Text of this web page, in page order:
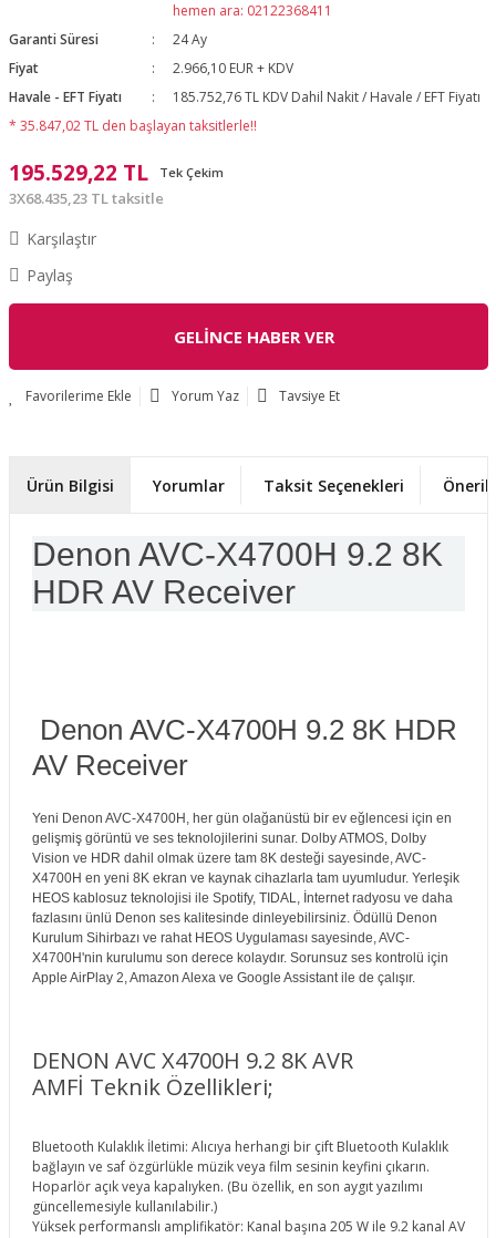
hemen ara: 02122368411
Garanti Süresi
24 Ay
Fiyat
2.966,10 EUR + KDV
Havale - EFT Fiyatı
185.752,76 TL KDV Dahil Nakit / Havale / EFT Fiyatı
* 35.847,02 TL den başlayan taksitlerle!!
195.529,22 TL Tek Çekim
3X68.435,23 TL taksitle
Karşılaştır
Paylaş
GELİNCE HABER VER
Yorum Yaz Tavsiye Et
Ürün Bilgisi Yorumlar Taksit Seçenekleri
Denon AVC-X4700H 9.2 8K
HDR AV Receiver
Denon AVC-X4700H 9.2 8K HDR
AV Receiver
Yeni Denon AVC-X4700H, her gün olağanüstü bir ev eğlencesi için en
gelişmiş görüntü ve ses teknolojilerini sunar. Dolby ATMOS, Dolby
Vision ve HDR dahil olmak üzere tam 8K desteği sayesinde, AVC-
X4700H en yeni 8K ekran ve kaynak cihazlarla tam uyumludur. Yerleşik
HEOS kablosuz teknolojisi ile Spotify, TIDAL, İnternet radyosu ve daha
fazlasını ünlü Denon ses kalitesinde dinleyebilirsiniz. Ödüllü Denon
Kurulum Sihirbazı ve rahat HEOS Uygulaması sayesinde, AVC-
X4700H'nin kurulumu son derece kolaydır. Sorunsuz ses kontrolü için
Apple AirPlay 2, Amazon Alexa ve Google Assistant ile de çalışır.
DENON AVC X4700H 9.2 8K AVR
AMFİ Teknik Özellikleri;
Bluetooth Kulaklık İletimi: Alıcıya herhangi bir çift Bluetooth Kulaklık
bağlayın ve saf özgürlükle müzik veya film sesinin keyfini çıkarın.
Hoparlör açık veya kapalıyken. (Bu özellik, en son aygıt yazılımı
güncellemesiyle kullanılabilir.)
Yüksek performanslı amplifikatör: Kanal başına 205 W ile 9.2 kanal AV